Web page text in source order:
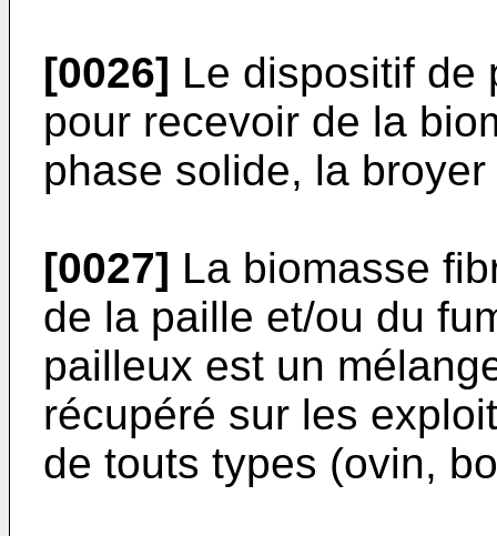
[0026] Le dispositif de
pour recevoir de la
phase solide, la
[0027] La biomasse
de la paille et/ou du
pailleux est un
récupéré sur les
de touts types (ovin,